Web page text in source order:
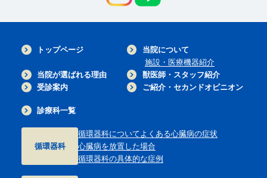
トップページ
当院について
施設・医療機器紹介
当院が選ばれる理由
獣医師・スタッフ紹介
受診案内
ご紹介・セカンドオピニオン
診療科一覧
循環器科
循環器科について よくある心臓病の症状
心臓病を放置した場合
循環器科の具体的な症例